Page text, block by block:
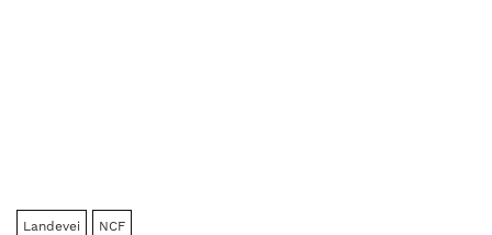
Landevei NCF